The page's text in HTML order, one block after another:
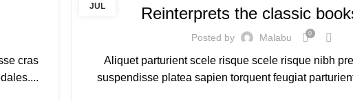
cras
JUL Reinterprets the classic
Posted by Malabu 0
Aliquet parturient scele risque scele risque nibh
suspendisse platea sapien torquent feugiat